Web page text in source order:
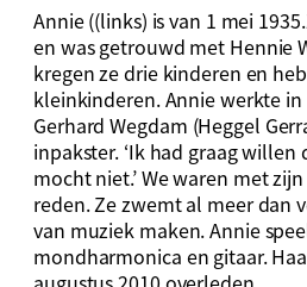
Annie ((links) is van 1 mei
en was getrouwd met Hennie
kregen ze drie kinderen en
kleinkinderen. Annie werkte
Gerhard Wegdam (Heggel
inpakster. ‘Ik had graag
mocht niet.’ We waren met
reden. Ze zwemt al meer dan
van muziek maken. Annie
mondharmonica en gitaar.